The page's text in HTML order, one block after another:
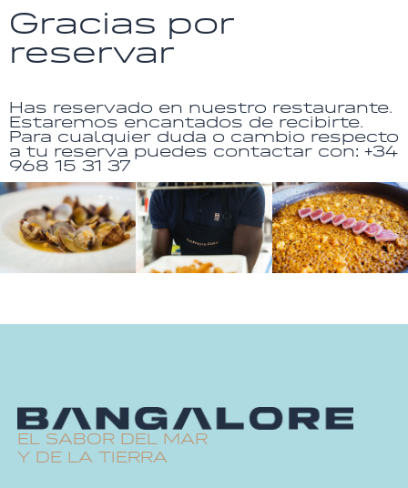
Gracias por
reservar
Has reservado en nuestro restaurante.
Estaremos encantados de recibirte.
Para cualquier duda o cambio respecto
a tu reserva puedes contactar con: +34
968 15 31 37
EL SABOR DEL MAR
Y DE LA TIERRA